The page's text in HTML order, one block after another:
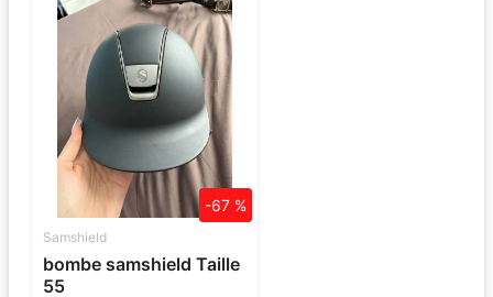
Samshield
bombe samshield Taille
55
-67 %